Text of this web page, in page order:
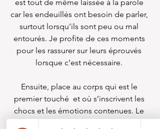
est tout de même laissée à la parole
car les endeuillés ont besoin de parler,
surtout lorsqu’ils sont peu ou mal
entourés. Je profite de ces moments
pour les rassurer sur leurs éprouvés
lorsque c’est nécessaire.
Ensuite, place au corps qui est le
premier touché  et où s’inscrivent les
chocs et les émotions contenues. Le